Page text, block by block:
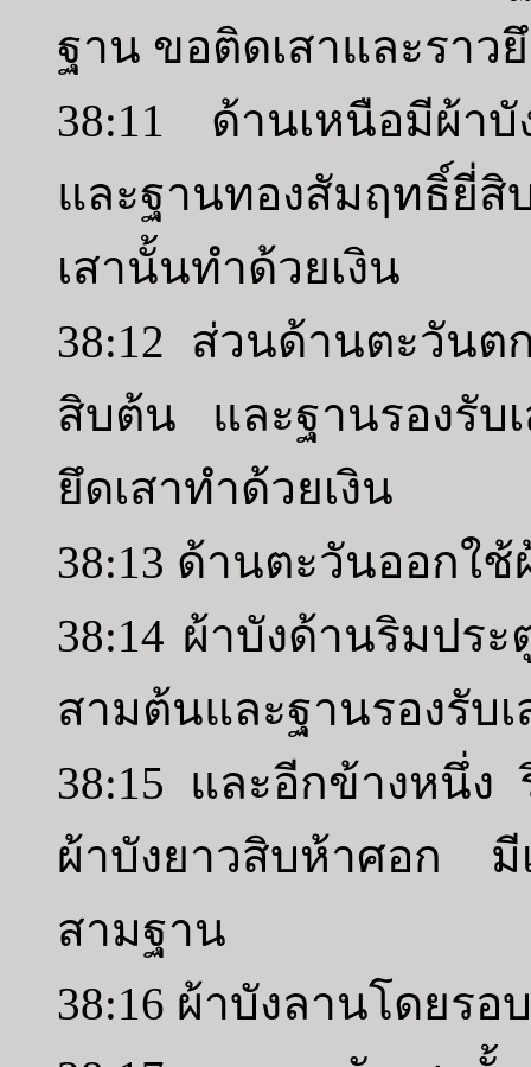
ฐาน ขอติดเสาและราว
38:11 ด้านเหนือมีผ้า
และฐานทองสัมฤทธิ์ยี่
เสานั้นทำด้วยเงิน
38:12 ส่วนด้านตะวันต
สิบต้น และฐานรองรับ
ยึดเสาทำด้วยเงิน
38:13 ด้านตะวันออกใ
38:14 ผ้าบังด้านริมปร
สามต้นและฐานรองรับ
38:15 และอีกข้างหนึ่ง
ผ้าบังยาวสิบห้าศอก มี
สามฐาน
38:16 ผ้าบังลานโดยร